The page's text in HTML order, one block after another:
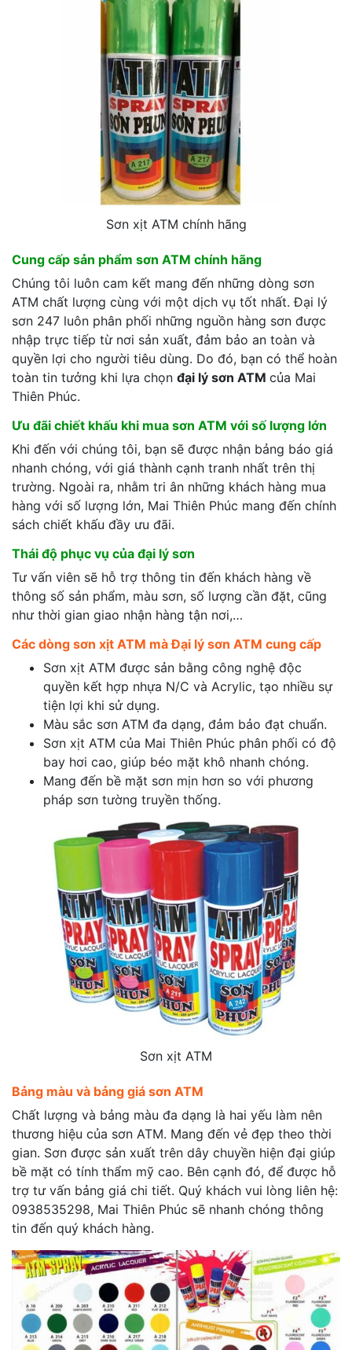
Sơn xịt ATM chính hãng
Cung cấp sản phẩm sơn ATM chính hãng
Chúng tôi luôn cam kết mang đến những dòng sơn
ATM chất lượng cùng với một dịch vụ tốt nhất. Đại lý
sơn 247 luôn phân phối những nguồn hàng sơn được
nhập trực tiếp từ nơi sản xuất, đảm bảo an toàn và
quyền lợi cho người tiêu dùng. Do đó, bạn có thể hoàn
toàn tin tưởng khi lựa chọn đại lý sơn ATM của Mai
Thiên Phúc.
Ưu đãi chiết khấu khi mua sơn ATM với số lượng lớn
Khi đến với chúng tôi, bạn sẽ được nhận bảng báo giá
nhanh chóng, với giá thành cạnh tranh nhất trên thị
trường. Ngoài ra, nhằm tri ân những khách hàng mua
hàng với số lượng lớn, Mai Thiên Phúc mang đến chính
sách chiết khấu đầy ưu đãi.
Thái độ phục vụ của đại lý sơn
Tư vấn viên sẽ hỗ trợ thông tin đến khách hàng về
thông số sản phẩm, màu sơn, số lượng cần đặt, cũng
như thời gian giao nhận hàng tận nơi,…
Các dòng sơn xịt ATM mà Đại lý sơn ATM cung cấp
Sơn xịt ATM được sản bằng công nghệ độc
quyền kết hợp nhựa N/C và Acrylic, tạo nhiều sự
tiện lợi khi sử dụng.
Màu sắc sơn ATM đa dạng, đảm bảo đạt chuẩn.
Sơn xịt ATM của Mai Thiên Phúc phân phối có độ
bay hơi cao, giúp béo mặt khô nhanh chóng.
Mang đến bề mặt sơn mịn hơn so với phương
pháp sơn tường truyền thống.
Sơn xịt ATM
Bảng màu và bảng giá sơn ATM
Chất lượng và bảng màu đa dạng là hai yếu làm nên
thương hiệu của sơn ATM. Mang đến vẻ đẹp theo thời
gian. Sơn được sản xuất trên dây chuyền hiện đại giúp
bề mặt có tính thẩm mỹ cao. Bên cạnh đó, để được hỗ
trợ tư vấn bảng giá chi tiết. Quý khách vui lòng liên hệ:
0938535298, Mai Thiên Phúc sẽ nhanh chóng thông
tin đến quý khách hàng.